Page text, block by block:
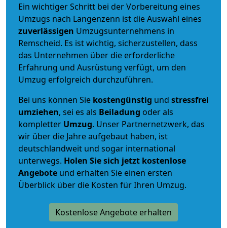
Ein wichtiger Schritt bei der Vorbereitung eines
Umzugs nach Langenzenn ist die Auswahl eines
zuverlässigen Umzugsunternehmens in
Remscheid. Es ist wichtig, sicherzustellen, dass
das Unternehmen über die erforderliche
Erfahrung und Ausrüstung verfügt, um den
Umzug erfolgreich durchzuführen.
Bei uns können Sie kostengünstig und stressfrei
umziehen, sei es als Beiladung oder als
kompletter Umzug. Unser Partnernetzwerk, das
wir über die Jahre aufgebaut haben, ist
deutschlandweit und sogar international
unterwegs. Holen Sie sich jetzt kostenlose
Angebote und erhalten Sie einen ersten
Überblick über die Kosten für Ihren Umzug.
Kostenlose Angebote erhalten